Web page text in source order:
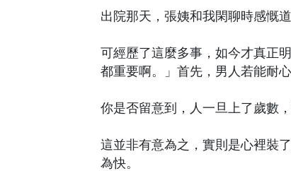
出院那天，張姨和我閑聊時感慨
可經歷了這麼多事，如今才真正
都重要啊。」首先，男人若能耐
你是否留意到，人一旦上了歲數
這並非有意為之，實則是心裡裝
為快。